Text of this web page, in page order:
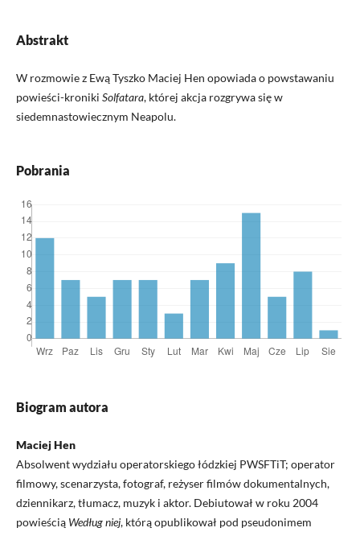
Abstrakt
W rozmowie z Ewą Tyszko Maciej Hen opowiada o powstawaniu
powieści-kroniki Solfatara, której akcja rozgrywa się w
siedemnastowiecznym Neapolu.
Pobrania
Biogram autora
Maciej Hen
Absolwent wydziału operatorskiego łódzkiej PWSFTiT; operator
filmowy, scenarzysta, fotograf, reżyser filmów dokumentalnych,
dziennikarz, tłumacz, muzyk i aktor. Debiutował w roku 2004
powieścią Według niej, którą opublikował pod pseudonimem